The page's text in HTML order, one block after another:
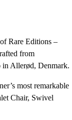
Rare Editions –
from
in Allerød, Denmark.
most remarkable
Chair, Swivel